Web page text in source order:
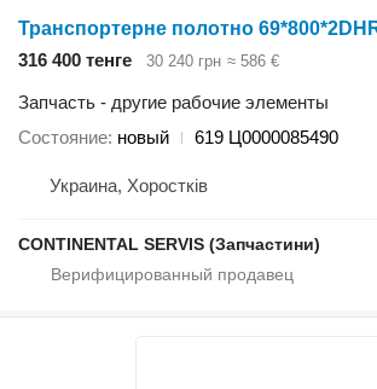
316 400 тенге 30 240 грн ≈ 586 €
Запчасть - другие рабочие элементы
Состояние новый 619 Ц0000085490
Украина, Хоростків
CONTINENTAL SERVIS (Запчастини)